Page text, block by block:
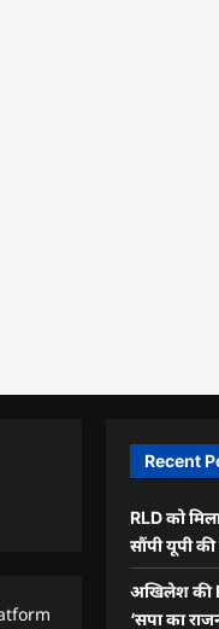
Recent
RLD को
सौंपी यूपी
अखिलेश की
‘सपा का